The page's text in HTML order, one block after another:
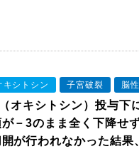
キシトシン 子宮破裂 脳
オキシトシン）投与下
－3のまま全く下降せ
が行われなかった結果